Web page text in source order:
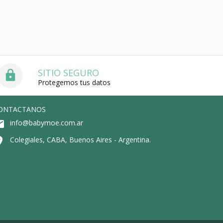
SITIO SEGURO
Protegemos tus datos
info@babymoe.com.ar
Colegiales, CABA, Buenos Aires - Argentina.